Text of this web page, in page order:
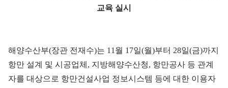
교육 실시
해양수산부(장관 전재수)는 11월 17일(월)부터 28일(금)까지
항만 설계 및 시공업체, 지방해양수산청, 항만공사 등 관계
자를 대상으로 항만건설사업 정보시스템 등에 대한 이용자